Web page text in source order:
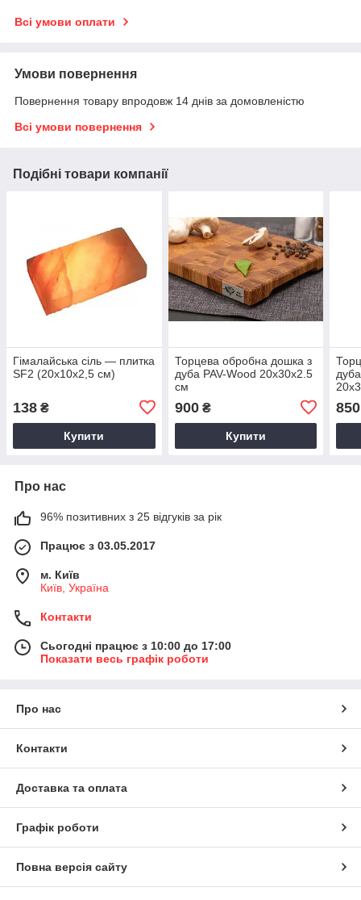
Всі умови оплати
Умови повернення
Повернення товару впродовж 14 днів за домовленістю
Всі умови повернення
Подібні товари компанії
Гімалайська сіль — плитка
SF2 (20x10x2,5 см)
138 ₴
Купити
Торцева обробна дошка з
дуба PAV-Wood 20х30х2.5
см
900₴
Купити
850
Про нас
96% позитивних з 25 відгуків за рік
Працює з 03.05.2017
м. Київ
Київ, Україна
Контакти
Сьогодні працює з 10:00 до 17:00
Показати весь графік роботи
Про нас
Контакти
Доставка та оплата
Графік роботи
Повна версія сайту